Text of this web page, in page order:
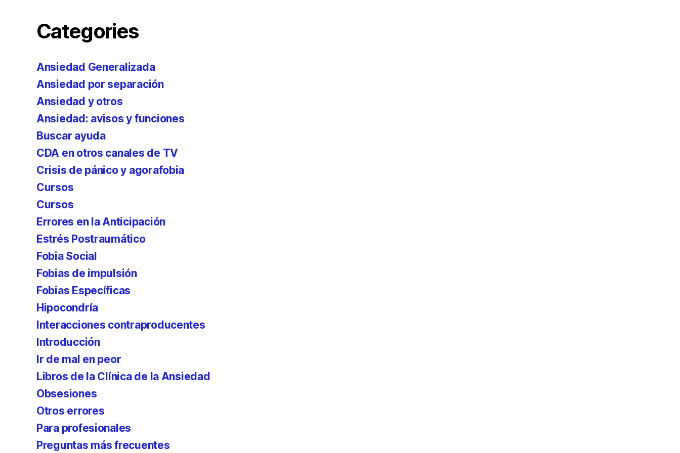
Categories
Ansiedad Generalizada
Ansiedad por separación
Ansiedad y otros
Ansiedad: avisos y funciones
Buscar ayuda
CDA en otros canales de TV
Crisis de pánico y agorafobia
Cursos
Cursos
Errores en la Anticipación
Estrés Postraumático
Fobia Social
Fobias de impulsión
Fobias Específicas
Hipocondría
Interacciones contraproducentes
Introducción
Ir de mal en peor
Libros de la Clínica de la Ansiedad
Obsesiones
Otros errores
Para profesionales
Preguntas más frecuentes